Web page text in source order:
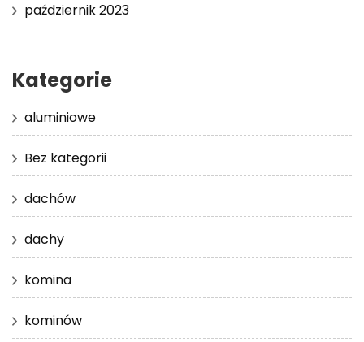
październik 2023
Kategorie
aluminiowe
Bez kategorii
dachów
dachy
komina
kominów